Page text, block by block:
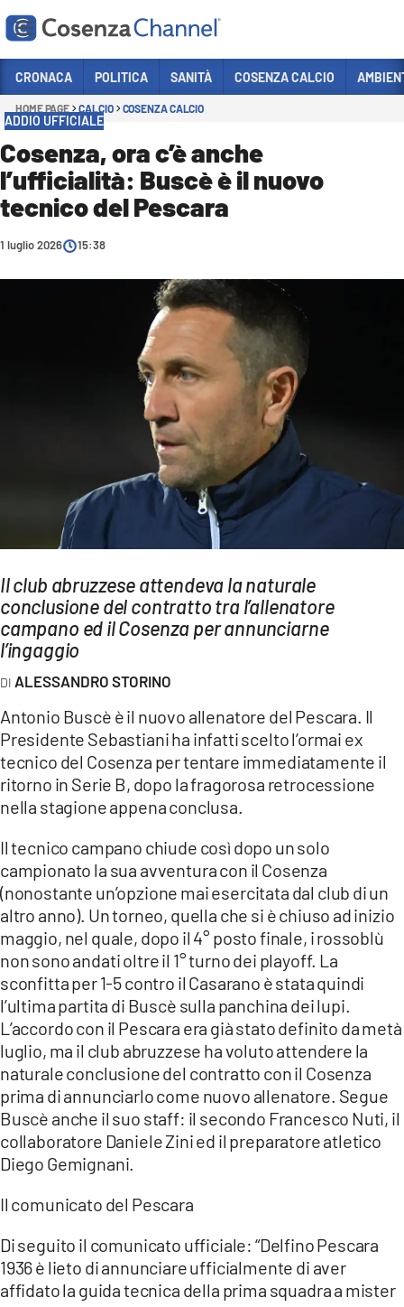
Sezioni
POLITICA
COSENZA CALCIO
ECONOMIA E LAVORO
LAC NETWORK
LAC ONAIR
LaC
Network
LACPLAY.IT
LACTV.IT
LACONAIR.IT
LACITYMAG.IT
ILREGGINO.IT
COSENZACHANNEL.IT
ILVIBONESE.IT
CATANZAROCHANNEL.IT
LACAPITALENEWS.IT
App
ANDROID
APPLE
CRONACA POLITICA SANITÀ COSENZA CALCIO
HOME PAGE CALCIO COSENZA CALCIO
ADDIO UFFICIALE
Cosenza, ora c’è anche
l’ufficialità: Buscè è il nuovo
tecnico del Pescara
1 luglio 2026 15:38
Il club abruzzese attendeva la naturale
conclusione del contratto tra l’allenatore
campano ed il Cosenza per annunciarne
l’ingaggio
ALESSANDRO STORINO
Antonio Buscè è il nuovo allenatore del Pescara. Il
Presidente Sebastiani ha infatti scelto l’ormai ex
tecnico del Cosenza per tentare immediatamente il
ritorno in Serie B, dopo la fragorosa retrocessione
nella stagione appena conclusa.
Il tecnico campano chiude così dopo un solo
campionato la sua avventura con il Cosenza
(nonostante un’opzione mai esercitata dal club di un
altro anno). Un torneo, quella che si è chiuso ad inizio
maggio, nel quale, dopo il 4° posto finale, i rossoblù
non sono andati oltre il 1° turno dei playoff. La
sconfitta per 1-5 contro il Casarano è stata quindi
l’ultima partita di Buscè sulla panchina dei lupi.
L’accordo con il Pescara era già stato definito da metà
luglio, ma il club abruzzese ha voluto attendere la
naturale conclusione del contratto con il Cosenza
prima di annunciarlo come nuovo allenatore. Segue
Buscè anche il suo staff: il secondo Francesco Nuti, il
collaboratore Daniele Zini ed il preparatore atletico
Diego Gemignani.
Il comunicato del Pescara
Di seguito il comunicato ufficiale: “Delfino Pescara
1936 è lieto di annunciare ufficialmente di aver
affidato la guida tecnica della prima squadra a mister